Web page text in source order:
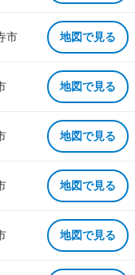
市 地図で見る
地図で見る
地図で見る
地図で見る
地図で見る